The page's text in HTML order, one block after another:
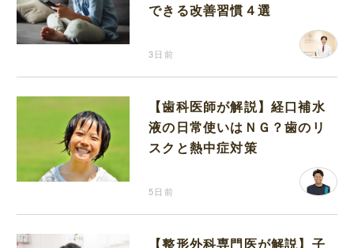
できる改善習慣４選
3日前
【歯科医師が解説】経口補水
液の日常使いはＮＧ？歯のリ
スクと熱中症対策
5日前
【整形外科専門医が解説】子